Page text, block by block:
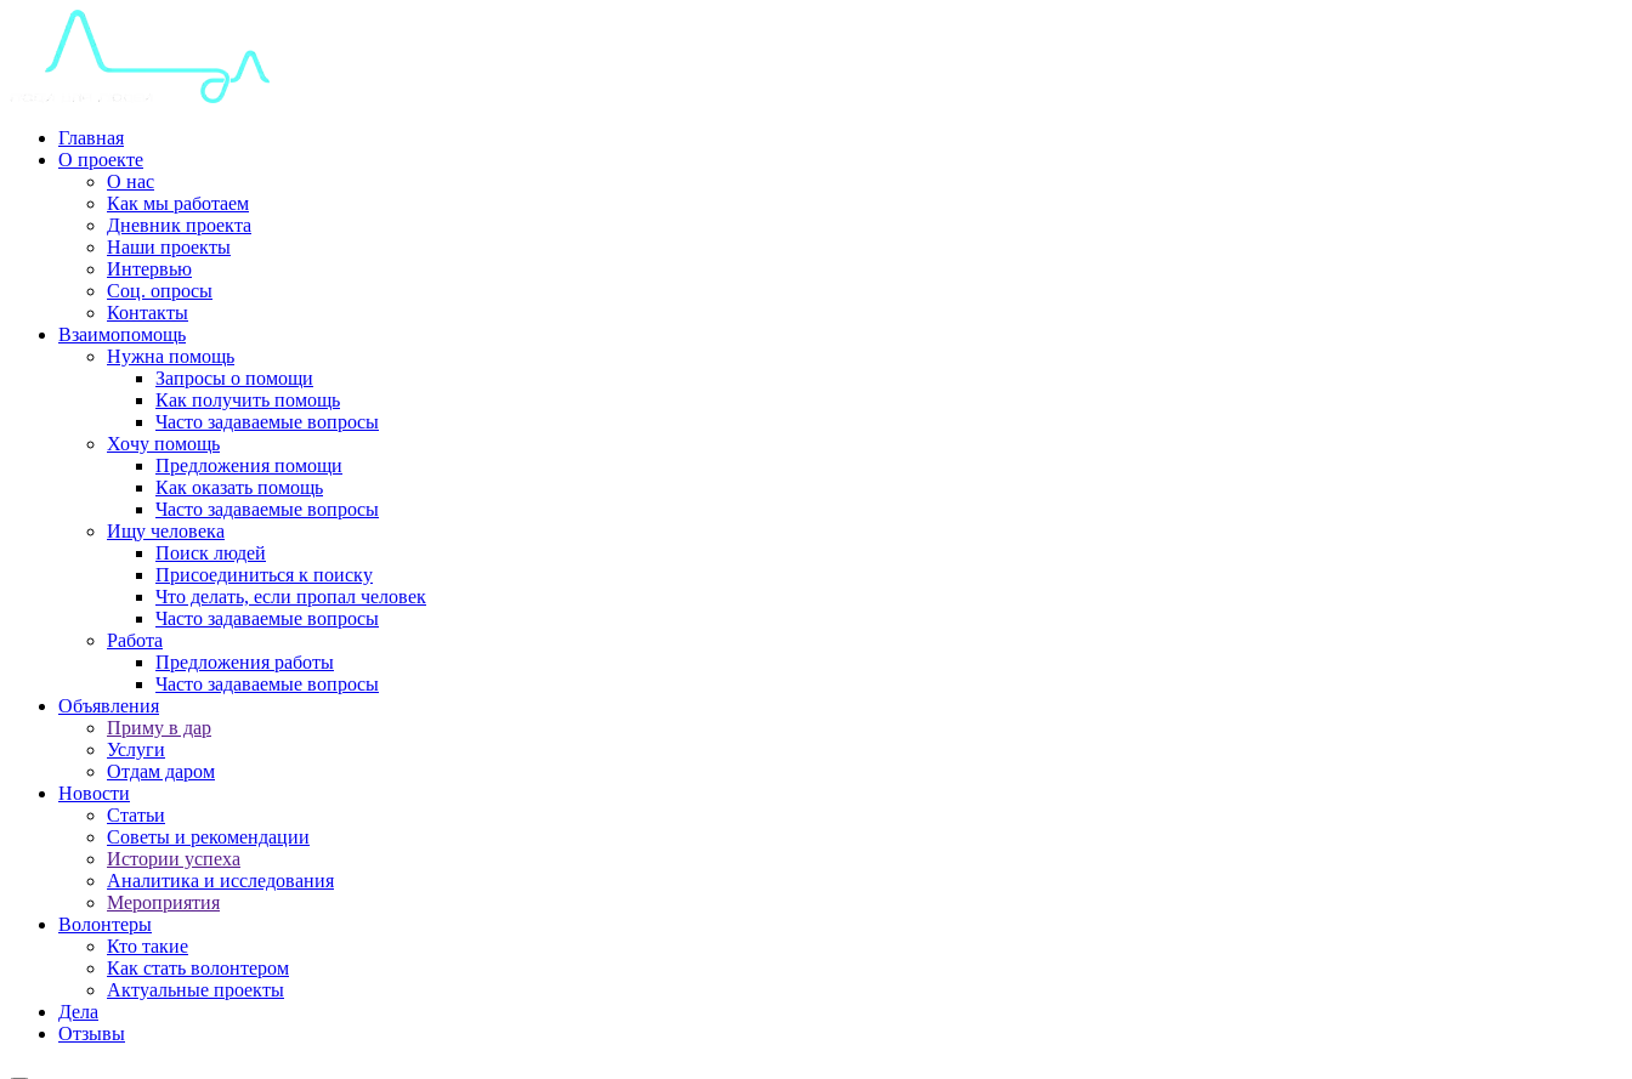
Главная
О проекте
О нас
Как мы работаем
Дневник проекта
Наши проекты
Интервью
Соц. опросы
Контакты
Взаимопомощь
Нужна помощь
Запросы о помощи
Как получить помощь
Часто задаваемые вопросы
Хочу помощь
Предложения помощи
Как оказать помощь
Часто задаваемые вопросы
Ищу человека
Поиск людей
Присоединиться к поиску
Что делать, если пропал человек
Часто задаваемые вопросы
Работа
Предложения работы
Часто задаваемые вопросы
Объявления
Приму в дар
Услуги
Отдам даром
Новости
Статьи
Советы и рекомендации
Истории успеха
Аналитика и исследования
Мероприятия
Волонтеры
Кто такие
Как стать волонтером
Актуальные проекты
Дела
Отзывы